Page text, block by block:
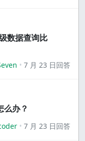
数据查询比
7 月 23 日回答
办？
7 月 23 日回答